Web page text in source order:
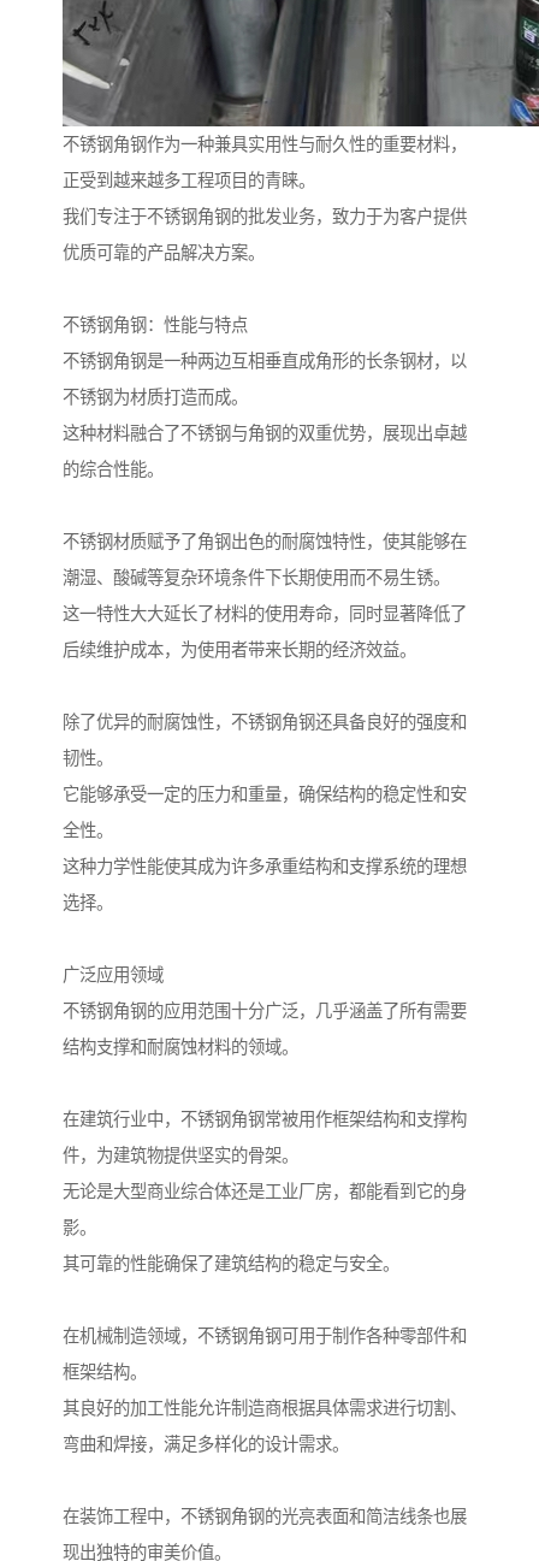
不锈钢角钢作为一种兼具实用性与耐久性的重要材料，
正受到越来越多工程项目的青睐。
我们专注于不锈钢角钢的批发业务，致力于为客户提供
优质可靠的产品解决方案。
不锈钢角钢：性能与特点
不锈钢角钢是一种两边互相垂直成角形的长条钢材，以
不锈钢为材质打造而成。
这种材料融合了不锈钢与角钢的双重优势，展现出卓越
的综合性能。
不锈钢材质赋予了角钢出色的耐腐蚀特性，使其能够在
潮湿、酸碱等复杂环境条件下长期使用而不易生锈。
这一特性大大延长了材料的使用寿命，同时显著降低了
后续维护成本，为使用者带来长期的经济效益。
除了优异的耐腐蚀性，不锈钢角钢还具备良好的强度和
韧性。
它能够承受一定的压力和重量，确保结构的稳定性和安
全性。
这种力学性能使其成为许多承重结构和支撑系统的理想
选择。
广泛应用领域
不锈钢角钢的应用范围十分广泛，几乎涵盖了所有需要
结构支撑和耐腐蚀材料的领域。
在建筑行业中，不锈钢角钢常被用作框架结构和支撑构
件，为建筑物提供坚实的骨架。
无论是大型商业综合体还是工业厂房，都能看到它的身
影。
其可靠的性能确保了建筑结构的稳定与安全。
在机械制造领域，不锈钢角钢可用于制作各种零部件和
框架结构。
其良好的加工性能允许制造商根据具体需求进行切割、
弯曲和焊接，满足多样化的设计需求。
在装饰工程中，不锈钢角钢的光亮表面和简洁线条也展
现出独特的审美价值。